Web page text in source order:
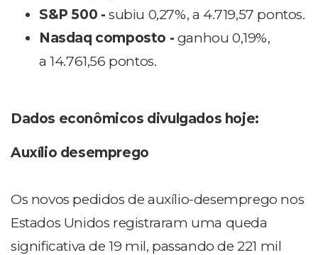
S&P 500 - subiu 0,27%, a 4.719,57 pontos.
Nasdaq composto - ganhou 0,19%,
a 14.761,56 pontos.
Dados econômicos divulgados hoje:
Auxílio desemprego
Os novos pedidos de auxílio-desemprego nos
Estados Unidos registraram uma queda
significativa de 19 mil, passando de 221 mil